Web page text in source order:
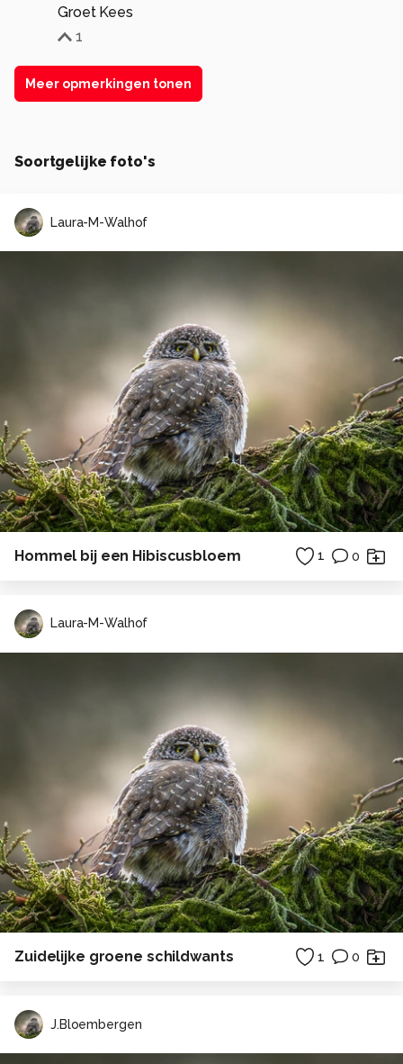
Groet Kees
1
Meer opmerkingen tonen
Soortgelijke foto's
Laura-M-Walhof
Hommel bij een Hibiscusbloem 1 0
Laura-M-Walhof
Zuidelijke groene schildwants 1 0
J.Bloembergen